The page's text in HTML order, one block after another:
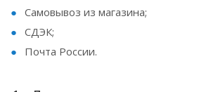
Самовывоз из магазина;
СДЭК;
Почта России.